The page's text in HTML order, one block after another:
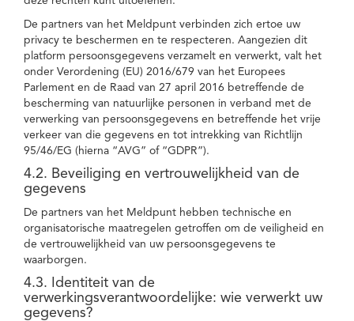
De partners van het Meldpunt verbinden zich ertoe uw
privacy te beschermen en te respecteren. Aangezien dit
platform persoonsgegevens verzamelt en verwerkt, valt het
onder Verordening (EU) 2016/679 van het Europees
Parlement en de Raad van 27 april 2016 betreffende de
bescherming van natuurlijke personen in verband met de
verwerking van persoonsgegevens en betreffende het vrije
verkeer van die gegevens en tot intrekking van Richtlijn
95/46/EG (hierna “AVG” of “GDPR”).
4.2. Beveiliging en vertrouwelijkheid van de
gegevens
De partners van het Meldpunt hebben technische en
organisatorische maatregelen getroffen om de veiligheid en
de vertrouwelijkheid van uw persoonsgegevens te
waarborgen.
4.3. Identiteit van de
verwerkingsverantwoordelijke: wie verwerkt uw
gegevens?